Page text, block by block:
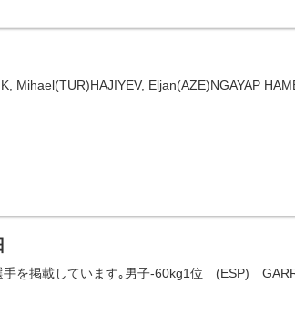
Mihael(TUR)HAJIYEV, Eljan(AZE)NGAYAP
手を掲載しています｡男子-60kg1位 (ESP)